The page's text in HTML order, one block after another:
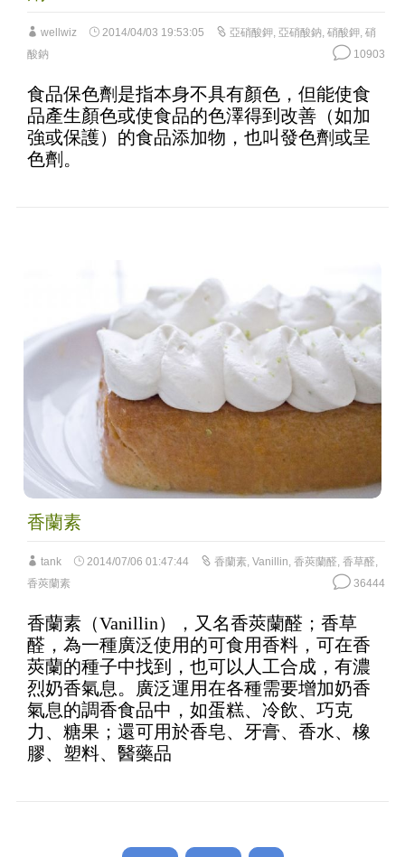
wellwiz 2014/04/03 19:53:05 亞硝酸鉀, 亞硝酸鈉, 硝酸鉀, 硝
酸鈉
10903
食品保色劑是指本身不具有顏色，但能使食
品產生顏色或使食品的色澤得到改善（如加
強或保護）的食品添加物，也叫發色劑或呈
色劑。
香蘭素
tank 2014/07/06 01:47:44 香蘭素, Vanillin, 香莢蘭醛, 香草醛,
香莢蘭素
36444
香蘭素（Vanillin），又名香莢蘭醛；香草
醛，為一種廣泛使用的可食用香料，可在香
莢蘭的種子中找到，也可以人工合成，有濃
烈奶香氣息。廣泛運用在各種需要增加奶香
氣息的調香食品中，如蛋糕、冷飲、巧克
力、糖果；還可用於香皂、牙膏、香水、橡
膠、塑料、醫藥品